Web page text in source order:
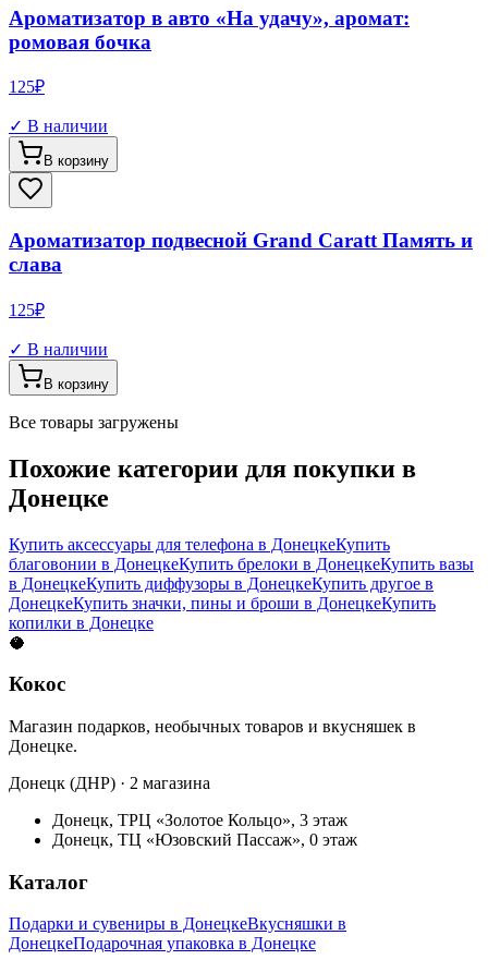
Ароматизатор в авто «На удачу», аромат:
ромовая бочка
125₽
✓ В наличии
В корзину
Ароматизатор подвесной Grand Caratt Память и
слава
125₽
✓ В наличии
В корзину
Все товары загружены
Похожие категории для покупки в
Донецке
Купить аксессуары для телефона в ДонецкеКупить
благовонии в ДонецкеКупить брелоки в ДонецкеКупить вазы
в ДонецкеКупить диффузоры в ДонецкеКупить другое в
ДонецкеКупить значки, пины и броши в ДонецкеКупить
копилки в Донецке
🥥
Кокос
Магазин подарков, необычных товаров и вкусняшек в
Донецке.
Донецк (ДНР) · 2 магазина
Донецк, ТРЦ «Золотое Кольцо», 3 этаж
Донецк, ТЦ «Юзовский Пассаж», 0 этаж
Каталог
Подарки и сувениры в ДонецкеВкусняшки в
ДонецкеПодарочная упаковка в Донецке